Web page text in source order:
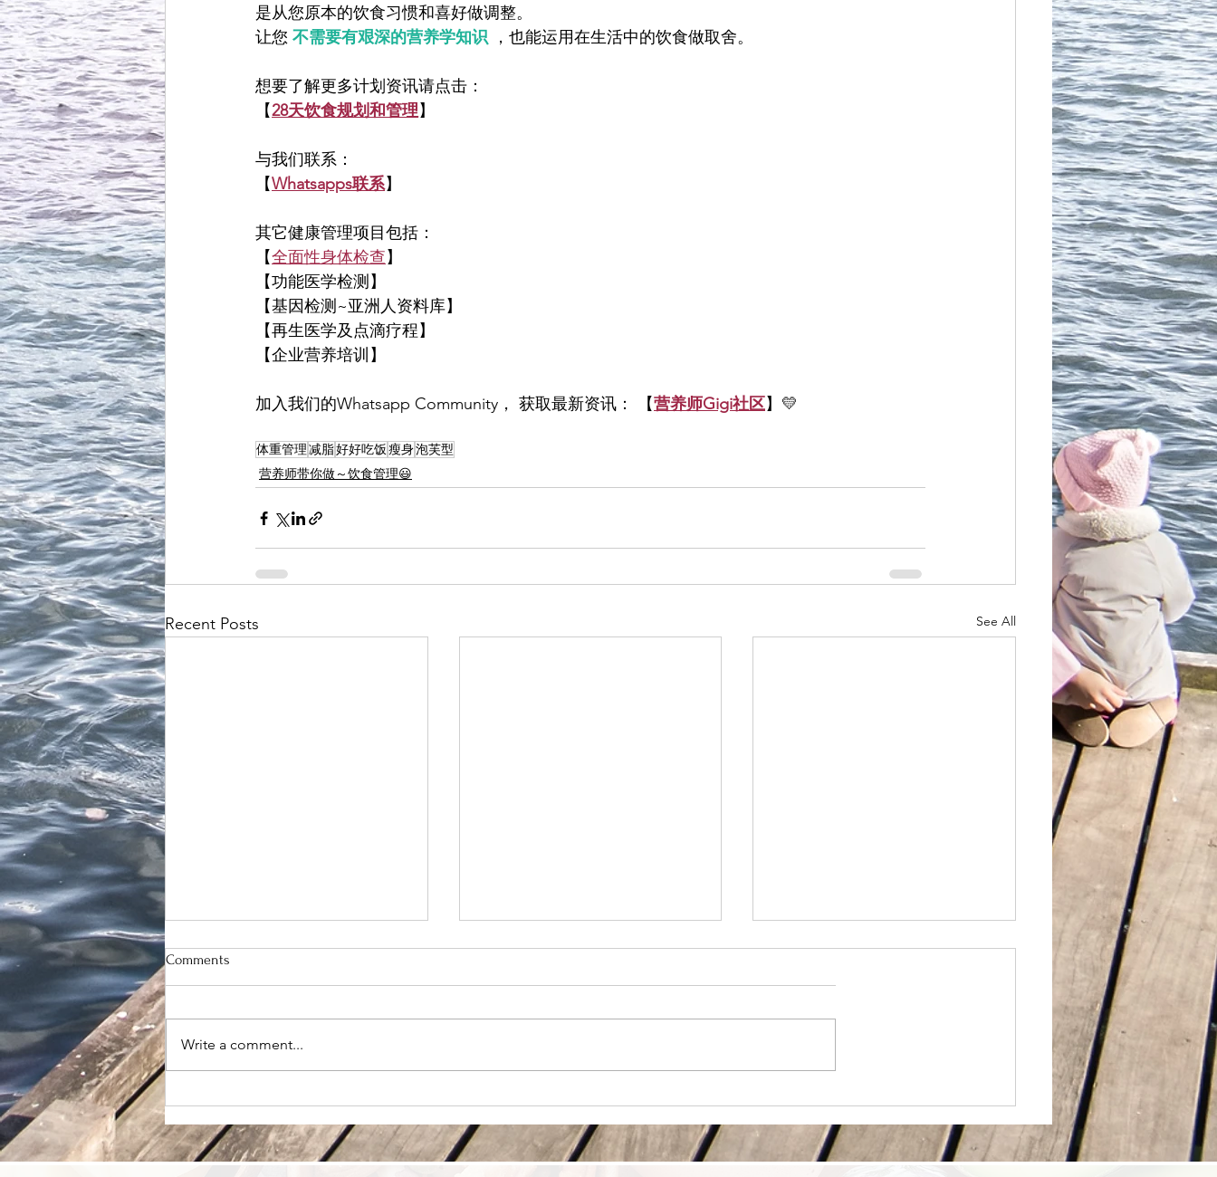
是从您原本的饮食习惯和喜好做调整。
让您 不需要有艰深的营养学知识 ，也能运用在生活中的饮食做取舍。
想要了解更多计划资讯请点击：
【28天饮食规划和管理】
与我们联系：
【Whatsapps联系】
其它健康管理项目包括：
【全面性身体检查】
【功能医学检测】
【基因检测~亚洲人资料库】
【再生医学及点滴疗程】
【企业营养培训】
加入我们的Whatsapp Community， 获取最新资讯： 【营养师Gigi社区】💛
体重管理减脂好好吃饭瘦身泡芙型
营养师带你做～饮食管理😃
Recent Posts See All
而是有人陪你学会正确吃饭
食物
营养学，变成你餐桌上最简单
的日常。
Comments
Write a comment...